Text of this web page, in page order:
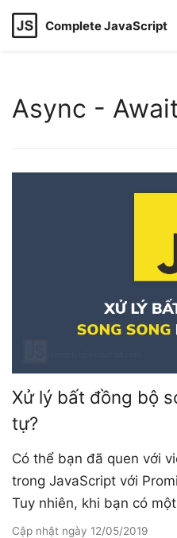
Complete JavaScript
Async - Await
Xử lý bất đồng bộ
tự?
Có thể bạn đã quen với
trong JavaScript với
Tuy nhiên, khi bạn có
Cập nhật ngày 12/05/2019